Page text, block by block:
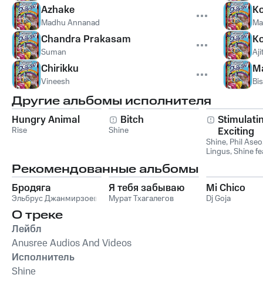
Azhake
Madhu Annanad
Chandra Prakasam
Suman
Chirikku
Vineesh
Другие альбомы исполнителя
Hungry Animal
Rise
Bitch
Shine
Exciting
Shine, Phil Aseo
Lingus,Shine
Рекомендованные альбомы
Бродяга
Эльбрус Джанмирзоев
Я тебя забываю
Мурат Тхагалегов
Mi Chico
Dj Goja
О треке
Лейбл
Anusree Audios And Videos
Исполнитель
Shine